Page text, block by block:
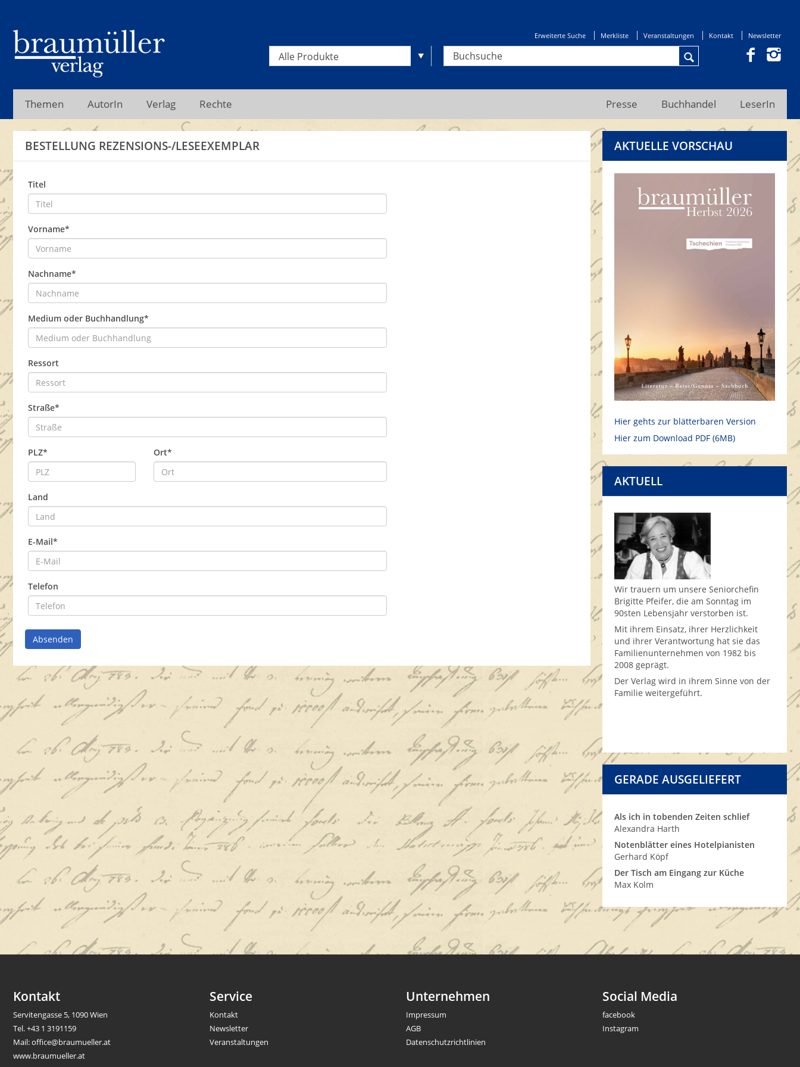
Erweiterte Suche Merkliste Veranstaltungen Kontakt Newsletter
Alle Produkte
Themen AutorIn Verlag Rechte Presse Buchhandel LeserIn
BESTELLUNG REZENSIONS-/LESEEXEMPLAR
Titel
Vorname*
Nachname*
Medium oder Buchhandlung*
Ressort
Straße*
PLZ* Ort*
Land
E-Mail*
Telefon
Absenden
AKTUELLE VORSCHAU
Hier gehts zur blätterbaren Version
Hier zum Download PDF (6MB)
AKTUELL
Wir trauern um unsere Seniorchefin
Brigitte Pfeifer, die am Sonntag im
90sten Lebensjahr verstorben ist.
Mit ihrem Einsatz, ihrer Herzlichkeit
und ihrer Verantwortung hat sie das
Familienunternehmen von 1982 bis
2008 geprägt.
Der Verlag wird in ihrem Sinne von der
Familie weitergeführt.
GERADE AUSGELIEFERT
Als ich in tobenden Zeiten schlief
Alexandra Harth
Notenblätter eines Hotelpianisten
Gerhard Köpf
Der Tisch am Eingang zur Küche
Max Kolm
Kontakt
Servitengasse 5, 1090 Wien
Tel.+43 1 3191159
Mail:office@braumueller.at
www.braumueller.at
Service
Kontakt
Newsletter
Veranstaltungen
Unternehmen
Impressum
AGB
Datenschutzrichtlinien
Social Media
facebook
Instagram